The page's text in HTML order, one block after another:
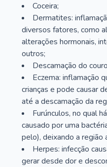
Coceira;
Dermatites:
diversos fatores, como
alterações hormonais,
outros;
Descamação do
Eczema: inflamação
crianças e pode causar
até a descamação da
Furúnculos, no qual
causado por uma
pelo), deixando a região
Herpes: infecção
gerar desde dor e